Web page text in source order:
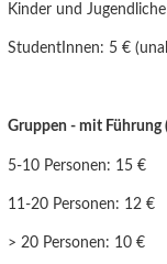
Kinder und
StudentInnen: 5 €
Gruppen - mit Führung
5-10 Personen: 15 €
11-20 Personen: 12 €
> 20 Personen: 10 €